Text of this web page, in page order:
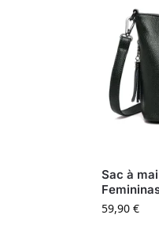
Sac à
59,90 €